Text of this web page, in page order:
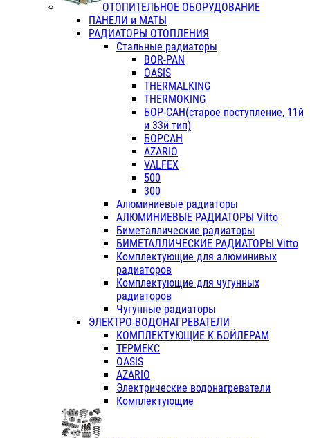
ОТОПИТЕЛЬНОЕ ОБОРУДОВАНИЕ
ПАНЕЛИ и МАТЫ
РАДИАТОРЫ ОТОПЛЕНИЯ
Стальные радиаторы
BOR-PAN
OASIS
THERMALKING
THERMOKING
БОР-САН(старое поступление, 11й
и 33й тип)
БОРСАН
AZARIO
VALFEX
500
300
Алюминиевые радиаторы
АЛЮМИНИЕВЫЕ РАДИАТОРЫ Vitto
Биметаллические радиаторы
БИМЕТАЛЛИЧЕСКИЕ РАДИАТОРЫ Vitto
Комплектующие для алюминивых
радиаторов
Комплектующие для чугунных
радиаторов
Чугунные радиаторы
ЭЛЕКТРО-ВОДОНАГРЕВАТЕЛИ
КОМПЛЕКТУЮЩИЕ К БОЙЛЕРАМ
ТЕРМЕКС
OASIS
AZARIO
Электрические водонагреватели
Комплектующие